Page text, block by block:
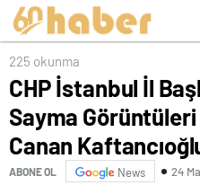
Kaftancıoğlu’nun İfadesi
225 okunma
CHP İstanbul İl
Sayma
Canan
ABONE OL News 24
trafiğini şehrin kuzeyine